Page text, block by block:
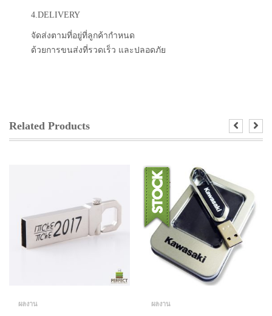
4.DELIVERY
จัดส่งตามที่อยู่ที่ลูกค้ากำหนด
ด้วยการขนส่งที่รวดเร็ว และปลอดภัย
Related Products
ผลงาน ผลงาน